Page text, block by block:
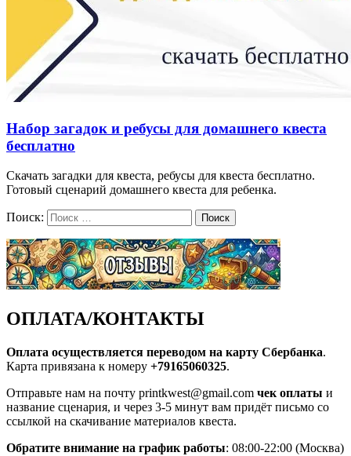
Набор загадок и ребусы для домашнего квеста
бесплатно
Скачать загадки для квеста, ребусы для квеста бесплатно.
Готовый сценарий домашнего квеста для ребенка.
Поиск: Поиск
ОПЛАТА/КОНТАКТЫ
Оплата осуществляется переводом на карту Сбербанка.
Карта привязана к номеру +79165060325.
Отправьте нам на почту printkwest@gmail.com чек оплаты и
название сценария, и через 3-5 минут вам придёт письмо со
ссылкой на скачивание материалов квеста.
Обратите внимание на график работы: 08:00-22:00 (Москва)